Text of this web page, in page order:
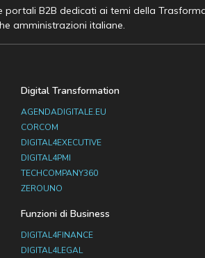
B2B dedicati ai temi della
amministrazioni italiane.
Digital Transformation
AGENDADIGITALE.EU
CORCOM
DIGITAL4EXECUTIVE
DIGITAL4PMI
TECHCOMPANY360
ZEROUNO
Funzioni di Business
DIGITAL4FINANCE
DIGITAL4LEGAL